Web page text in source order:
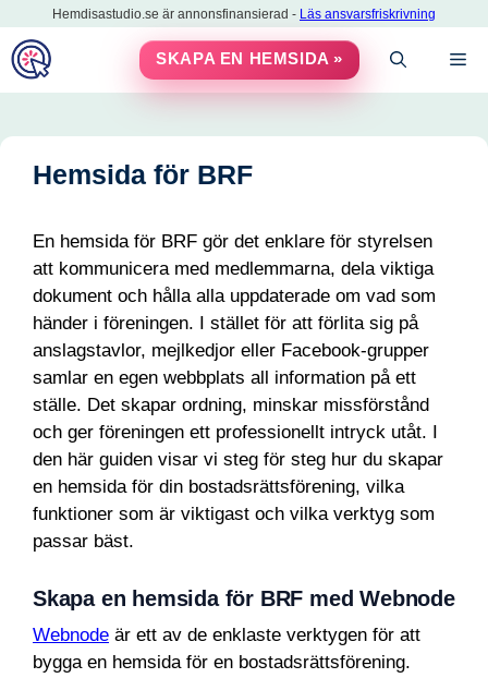
till
innehåll
Hemdisastudio.se är annonsfinansierad - Läs ansvarsfriskrivning
SKAPA EN HEMSIDA »
Hemsida för BRF
En hemsida för BRF gör det enklare för styrelsen
att kommunicera med medlemmarna, dela viktiga
dokument och hålla alla uppdaterade om vad som
händer i föreningen. I stället för att förlita sig på
anslagstavlor, mejlkedjor eller Facebook-grupper
samlar en egen webbplats all information på ett
ställe. Det skapar ordning, minskar missförstånd
och ger föreningen ett professionellt intryck utåt. I
den här guiden visar vi steg för steg hur du skapar
en hemsida för din bostadsrättsförening, vilka
funktioner som är viktigast och vilka verktyg som
passar bäst.
Skapa en hemsida för BRF med Webnode
Webnode är ett av de enklaste verktygen för att
bygga en hemsida för en bostadsrättsförening.